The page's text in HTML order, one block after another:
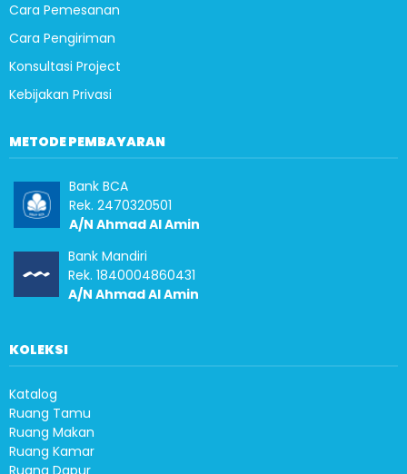
Cara Pemesanan
Cara Pengiriman
Konsultasi Project
Kebijakan Privasi
METODE PEMBAYARAN
Bank BCA
Rek. 2470320501
A/N Ahmad Al Amin
Bank Mandiri
Rek. 1840004860431
A/N Ahmad Al Amin
KOLEKSI
Katalog
Ruang Tamu
Ruang Makan
Ruang Kamar
Ruang Dapur